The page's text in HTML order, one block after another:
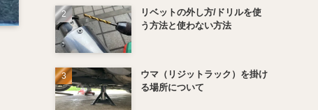
リベットの外し方/ドリルを使
う方法と使わない方法
ウマ（リジットラック）を掛け
る場所について